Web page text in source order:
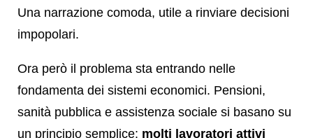
Una narrazione comoda, utile a rinviare decisioni
impopolari.
Ora però il problema sta entrando nelle
fondamenta dei sistemi economici. Pensioni,
sanità pubblica e assistenza sociale si basano su
un principio semplice: molti lavoratori attivi